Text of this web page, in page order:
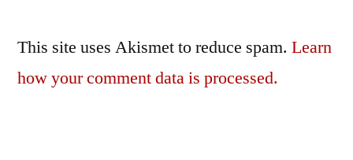
This site uses Akismet to reduce spam. Learn
how your comment data is processed.